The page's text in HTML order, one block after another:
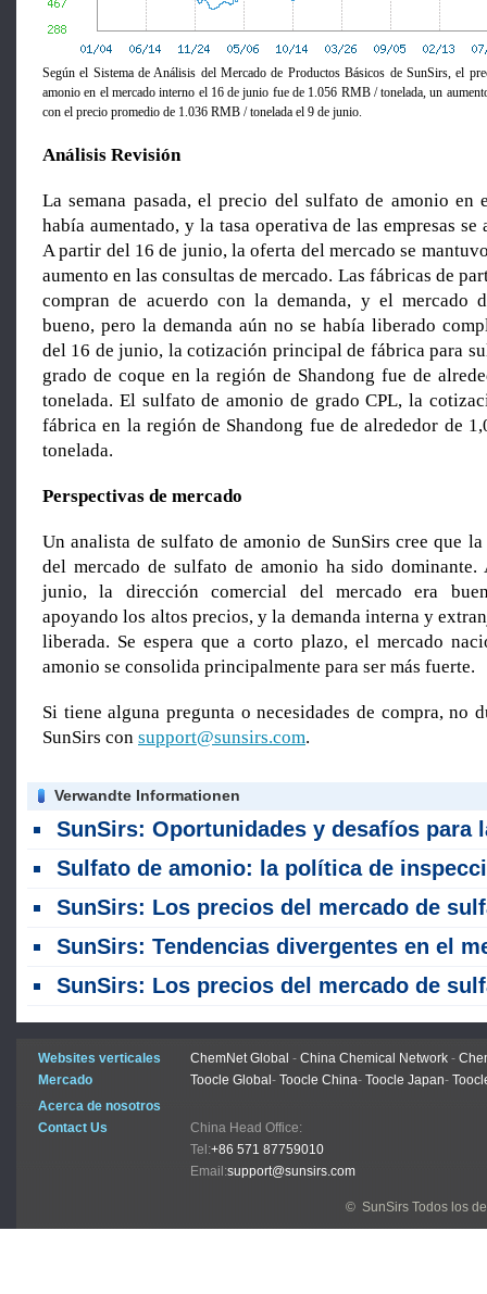
Según el Sistema de Análisis del Mercado de Productos Básicos de SunSirs, el
amonio en el mercado interno el 16 de junio fue de 1.056 RMB / tonelada, un
con el precio promedio de 1.036 RMB / tonelada el 9 de junio.
Análisis Revisión
La semana pasada, el precio del sulfato de amonio en
había aumentado, y la tasa operativa de las empresas se
A partir del 16 de junio, la oferta del mercado se
aumento en las consultas de mercado. Las fábricas de
compran de acuerdo con la demanda, y el mercado
bueno, pero la demanda aún no se había liberado
del 16 de junio, la cotización principal de fábrica para
grado de coque en la región de Shandong fue de
tonelada. El sulfato de amonio de grado CPL, la
fábrica en la región de Shandong fue de alrededor de
tonelada.
Perspectivas de mercado
Un analista de sulfato de amonio de SunSirs cree que
del mercado de sulfato de amonio ha sido
junio, la dirección comercial del mercado era
apoyando los altos precios, y la demanda interna y
liberada. Se espera que a corto plazo, el mercado
amonio se consolida principalmente para ser más fuerte.
Si tiene alguna pregunta o necesidades de compra, no
SunSirs con support@sunsirs.com.
Verwandte Informationen
SunSirs: Oportunidades y desafíos para la industria de fertilizantes en medio del El Niño más fuerte en 150
Sulfato de amonio: la política de inspección obligatoria remodela el diferencial de precios; las ventas nacionales están bajo presión mientras que las exportaciones enfrentan
SunSirs: Los precios del mercado de sulfato de amonio dejaron de disminuir y se elevaron (13 - 20 de
SunSirs: Tendencias divergentes en el mercado global de fertilizantes
SunSirs: Los precios del mercado de sulfato de amonio cayeron con debilidad (29 de junio - 3 de
Websites verticales ChemNet Global - China Chemical Network -
Mercado
Toocle Global - Toocle China- Toocle Japan-
Acerca de nosotros
Contact Us
China Head Office:
Tel:+86 571 87759010
Email:support@sunsirs.com
© SunSirs Todos los